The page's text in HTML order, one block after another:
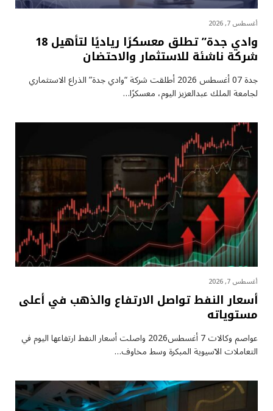
أغسطس 7, 2026
وادي جدة” تطلق معسكرًا رياديًا لتأهيل 18
شركة ناشئة للاستثمار والاحتضان
جدة 07 أغسطس 2026 أطلقت شركة “وادي جدة” الذراع الاستثماري
لجامعة الملك عبدالعزيز اليوم، معسكرًا…
أغسطس 7, 2026
أسعار النفط تواصل الارتفاع والذهب في أعلى
مستوياته
عواصم وكالات 7 أغسطس2026 واصلت أسعار ⁠النفط ارتفاعها اليوم في
التعاملات الآسيوية المبكرة وسط مخاوف…